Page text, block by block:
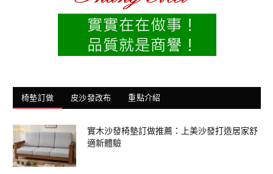
椅墊訂做 皮沙發改布 重點介紹
實木沙發椅墊訂做推薦：上美沙發打造居家舒
適新體驗